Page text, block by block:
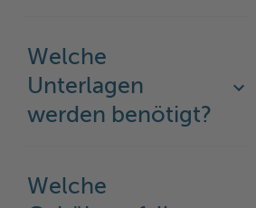
Welche
Unterlagen
werden benötigt?
Welche